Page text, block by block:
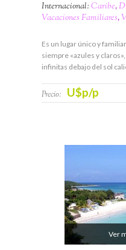
Internacional: Caribe,
Vacaciones Familiares,
Es un lugar único y
siempre «azules y
infinitas debajo del sol
Precio: U$p/p
Ver